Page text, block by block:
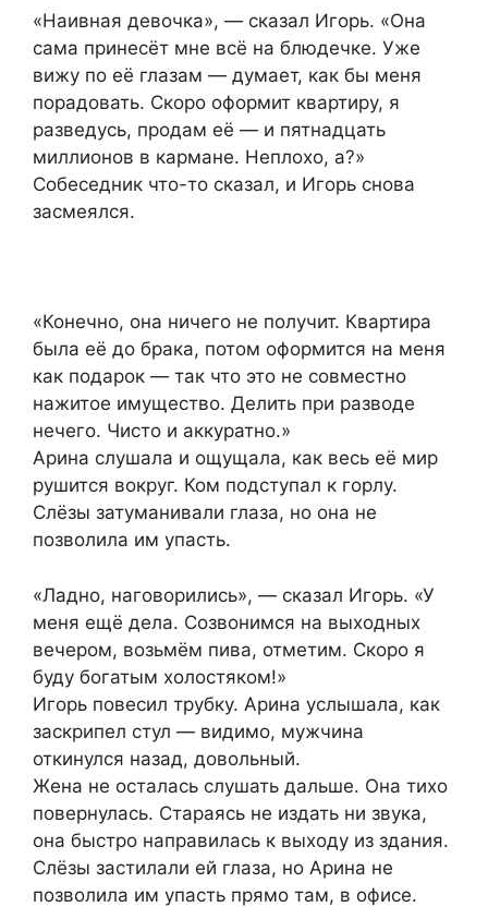
«Наивная девочка», — сказал Игорь. «Она
сама принесёт мне всё на блюдечке. Уже
вижу по её глазам — думает, как бы меня
порадовать. Скоро оформит квартиру, я
разведусь, продам её — и пятнадцать
миллионов в кармане. Неплохо, а?»
Собеседник что-то сказал, и Игорь снова
засмеялся.
«Конечно, она ничего не получит. Квартира
была её до брака, потом оформится на меня
как подарок — так что это не совместно
нажитое имущество. Делить при разводе
нечего. Чисто и аккуратно.»
Арина слушала и ощущала, как весь её мир
рушится вокруг. Ком подступал к горлу.
Слёзы затуманивали глаза, но она не
позволила им упасть.
«Ладно, наговорились», — сказал Игорь. «У
меня ещё дела. Созвонимся на выходных
вечером, возьмём пива, отметим. Скоро я
буду богатым холостяком!»
Игорь повесил трубку. Арина услышала, как
заскрипел стул — видимо, мужчина
откинулся назад, довольный.
Жена не осталась слушать дальше. Она тихо
повернулась. Стараясь не издать ни звука,
она быстро направилась к выходу из здания.
Слёзы застилали ей глаза, но Арина не
позволила им упасть прямо там, в офисе.